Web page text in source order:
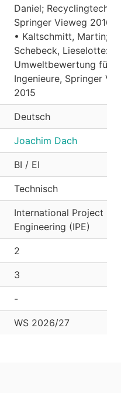
Daniel;
Springer Vieweg 2016.
• Kaltschmitt, Martin;
Schebeck, Lieselotte:
Umweltbewertung für
Ingenieure, Springer
2015
Deutsch
Joachim Dach
BI / EI
Technisch
International Project
Engineering (IPE)
2
3
-
WS 2026/27